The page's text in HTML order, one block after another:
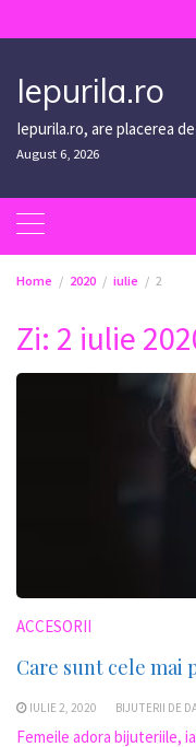
to
Iepurila.ro
Iepurila.ro, are placerea
August 6, 2026
Home 2020 iulie 2
Zi: 2 iulie
ACCESORII
Care sunt cele mai
IULIE 2, 2020 BIJUTERII DE
Femeile adora bijuteriile,